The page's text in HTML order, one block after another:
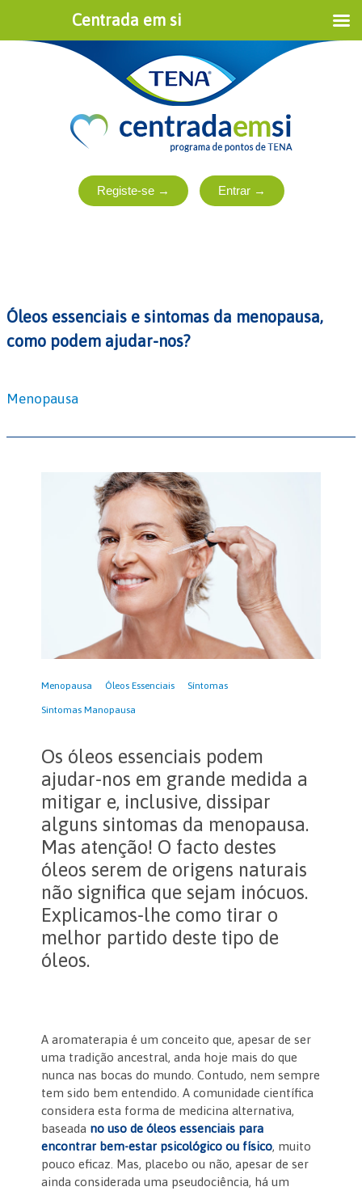
Óleos essenciais e sintomas da menopausa,
como podem ajudar-nos?
Menopausa
Menopausa Óleos Essenciais Síntomas
Sintomas Manopausa
Os óleos essenciais podem
ajudar-nos em grande medida a
mitigar e, inclusive, dissipar
alguns sintomas da menopausa.
Mas atenção! O facto destes
óleos serem de origens naturais
não significa que sejam inócuos.
Explicamos-lhe como tirar o
melhor partido deste tipo de
óleos.
A aromaterapia é um conceito que, apesar de ser
uma tradição ancestral, anda hoje mais do que
nunca nas bocas do mundo. Contudo, nem sempre
tem sido bem entendido. A comunidade científica
considera esta forma de medicina alternativa,
baseada no uso de óleos essenciais para
encontrar bem-estar psicológico ou físico, muito
pouco eficaz. Mas, placebo ou não, apesar de ser
ainda considerada uma pseudociência, há um
Centrada em si